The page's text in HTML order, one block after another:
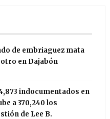
de embriaguez mata
en Dajabón
indocumentados en
a 370,240 los
de Lee B.